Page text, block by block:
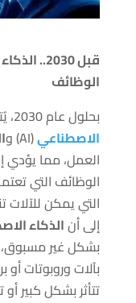
قبل
الوظائف
بحلول عام 2030، يُتوقع أن يؤدي
الاصطناعي(AI) و
العمل، مما يؤدي
الوظائف التي
التي يمكن للآلات
إلى أنالذكاء
بشكل غير
بآلات وروبوتات أو
تتأثر بشكل كبير أو